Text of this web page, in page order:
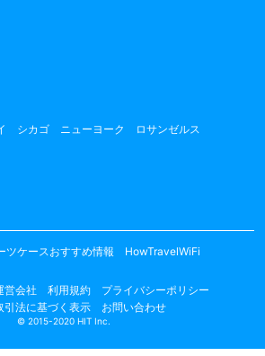
シカゴ ニューヨーク
ロサンゼルス
ツケースおすすめ情報 HowTravelWiFi
営会社 利用規約
プライバシーポリシー
引法に基づく表示
お問い合わせ
© 2015-2020 HIT Inc.